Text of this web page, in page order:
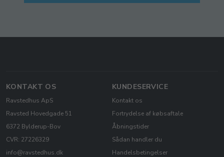
KONTAKT OS
Ravstedhus ApS
Ravsted Hovedgade 51
6372 Bylderup-Bov
CVR: 27226329
info@ravstedhus.dk
KUNDESERVICE
Kontakt os
Fortrydelse af købsaftale
Åbningstider
Sådan handler du
Handelsbetingelser